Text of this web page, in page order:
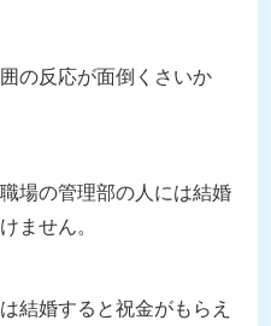
の反応が面倒くさいか
場の管理部の人には結婚
ません。
結婚すると祝金がもらえ